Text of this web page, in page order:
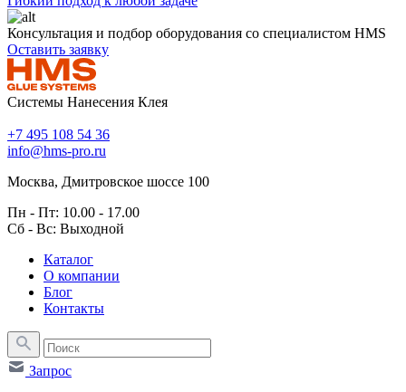
Консультация и подбор оборудования со специалистом HMS
Оставить заявку
Системы Нанесения Клея
+7 495 108 54 36
info@hms-pro.ru
Москва, Дмитровское шоссе 100
Пн - Пт: 10.00 - 17.00
Сб - Вс: Выходной
Каталог
О компании
Блог
Контакты
Запрос